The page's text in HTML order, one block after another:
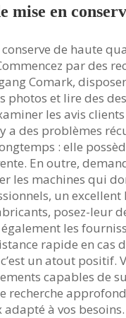
en
de haute
par des
Comark,
photos et lire des
les avis
a des problèmes
: elle
En outre,
les machines qui
un
posez-leur
les
rapide en cas
un atout positif.
capables de
recherche
à vos besoins.